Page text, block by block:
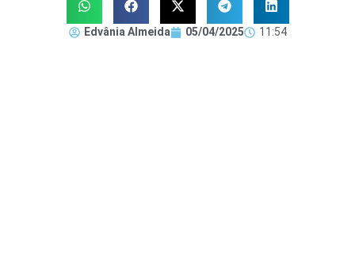
Edvânia Almeida 05/04/2025 11:54